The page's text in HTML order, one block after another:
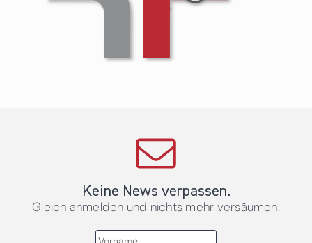
Keine News verpassen.
Gleich anmelden und nichts mehr versäumen.